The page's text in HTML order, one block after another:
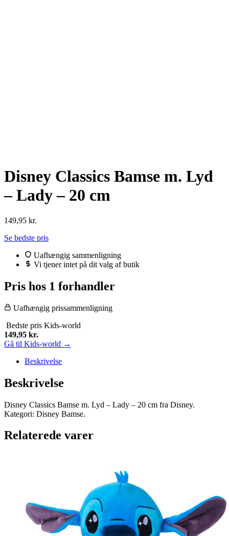
Disney Classics Bamse m. Lyd
– Lady – 20 cm
149,95 kr.
Se bedste pris
Uafhængig sammenligning
Vi tjener intet på dit valg af butik
Pris hos 1 forhandler
Uafhængig prissammenligning
Bedste pris Kids-world
149,95 kr.
Gå til Kids-world →
Beskrivelse
Beskrivelse
Disney Classics Bamse m. Lyd – Lady – 20 cm fra Disney.
Kategori: Disney Bamse.
Relaterede varer